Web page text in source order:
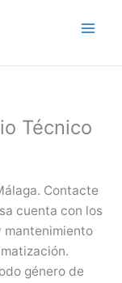
Técnico
Contacte
cuenta con los
mantenimiento
género de